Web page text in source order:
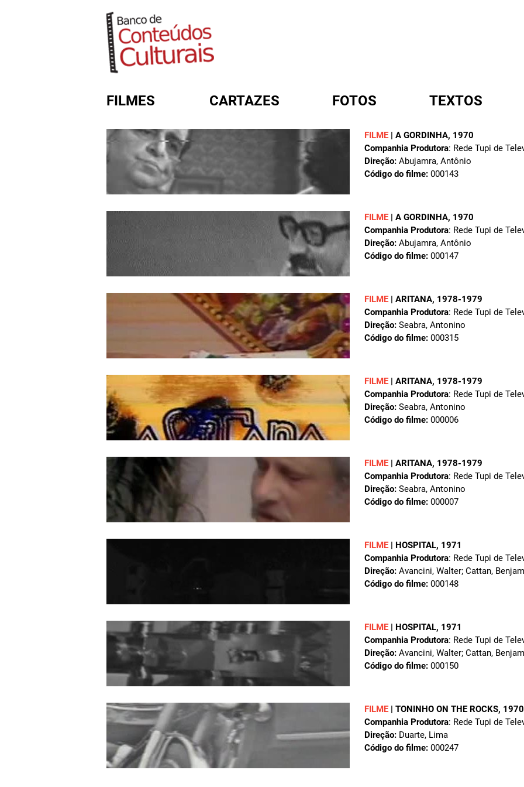
FILMES CARTAZES FOTOS TEXTOS
FILME | A GORDINHA, 1970
Companhia Produtora: Rede Tupi de
Direção: Abujamra, Antônio
Código do filme: 000143
FILME | A GORDINHA, 1970
Companhia Produtora: Rede Tupi de
Direção: Abujamra, Antônio
Código do filme: 000147
FILME | ARITANA, 1978-1979
Companhia Produtora: Rede Tupi de
Direção: Seabra, Antonino
Código do filme: 000315
FILME | ARITANA, 1978-1979
Companhia Produtora: Rede Tupi de
Direção: Seabra, Antonino
Código do filme: 000006
FILME | ARITANA, 1978-1979
Companhia Produtora: Rede Tupi de
Direção: Seabra, Antonino
Código do filme: 000007
FILME | HOSPITAL, 1971
Companhia Produtora: Rede Tupi de
Direção: Avancini, Walter; Cattan,
Código do filme: 000148
FILME | HOSPITAL, 1971
Companhia Produtora: Rede Tupi de
Direção: Avancini, Walter; Cattan,
Código do filme: 000150
FILME | TONINHO ON THE ROCKS, 1970
Companhia Produtora: Rede Tupi de
Direção: Duarte, Lima
Código do filme: 000247
FORMULÁRIO DE BUSCA